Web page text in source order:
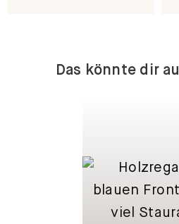
Das könnte dir